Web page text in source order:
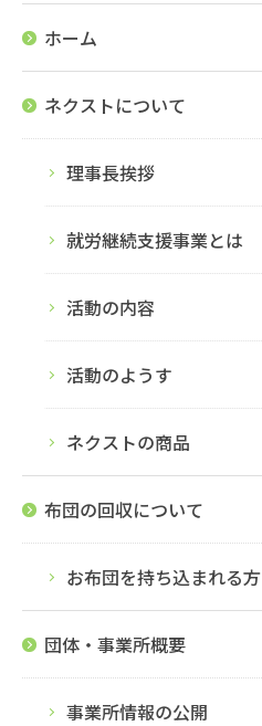
ホーム
ネクストについて
理事長挨拶
就労継続支援事業とは
活動の内容
活動のようす
ネクストの商品
布団の回収について
お布団を持ち込まれる方
団体・事業所概要
事業所情報の公開